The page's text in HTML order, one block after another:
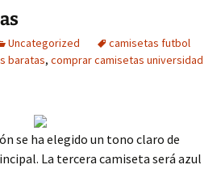
Uncategorized
camisetas futbol
baratas, comprar camisetas universidad
se ha elegido un tono claro de
La tercera camiseta será azul